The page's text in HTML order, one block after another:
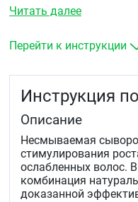
Читать далее
Перейти к инструкции
Инструкция
Описание
Несмываемая
стимулирования
ослабленных волос.
комбинация
доказанной